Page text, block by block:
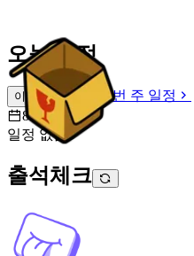
오늘 일정
이번 주 일정
이번 주 일정
8월 8일 [토]
일정 없음
출석체크